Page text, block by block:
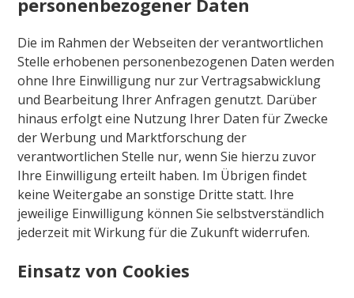
Die im Rahmen der Webseiten der verantwortlichen
Stelle erhobenen personenbezogenen Daten werden
ohne Ihre Einwilligung nur zur Vertragsabwicklung
und Bearbeitung Ihrer Anfragen genutzt. Darüber
hinaus erfolgt eine Nutzung Ihrer Daten für Zwecke
der Werbung und Marktforschung der
verantwortlichen Stelle nur, wenn Sie hierzu zuvor
Ihre Einwilligung erteilt haben. Im Übrigen findet
keine Weitergabe an sonstige Dritte statt. Ihre
jeweilige Einwilligung können Sie selbstverständlich
jederzeit mit Wirkung für die Zukunft widerrufen.
Einsatz von Cookies